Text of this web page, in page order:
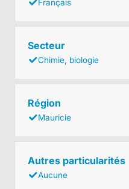
Français
Secteur
Chimie, biologie
Région
Mauricie
Autres particularités
Aucune